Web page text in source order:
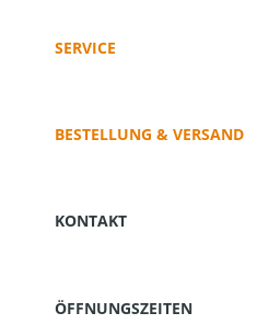
SERVICE
BESTELLUNG & VERSAND
KONTAKT
ÖFFNUNGSZEITEN